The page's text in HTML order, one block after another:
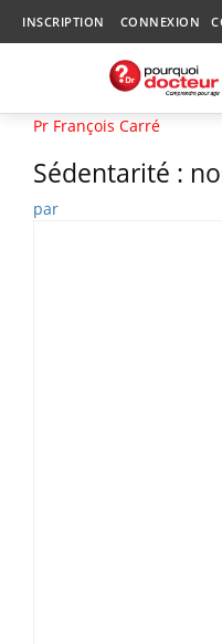
INSCRIPTION CONNEXION
Pr François Carré
Sédentarité :
par